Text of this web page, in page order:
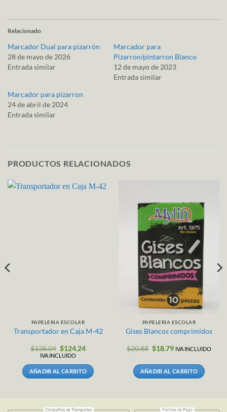
Relacionado
Marcador Dual para pizarrón
28 de mayo de 2026
Entrada similar
Marcador para
Pizarron/pintarron Blanco
12 de mayo de 2023
Entrada similar
Marcador para pizarron
24 de abril de 2024
Entrada similar
PRODUCTOS RELACIONADOS
PAPELERIA ESCOLAR
Transportador en Caja M-42
$138.04 El
precio
era:
$138.04.
$124.24El
es:
$124.24.
IVA INCLUIDO
AÑADIR AL CARRITO
PAPELERIA ESCOLAR
Gises Blancos comprimidos
$20.88 El
era:
$20.88.
$18.79El
es:
$18.79.
IVA INCLUIDO
AÑADIR AL CARRITO